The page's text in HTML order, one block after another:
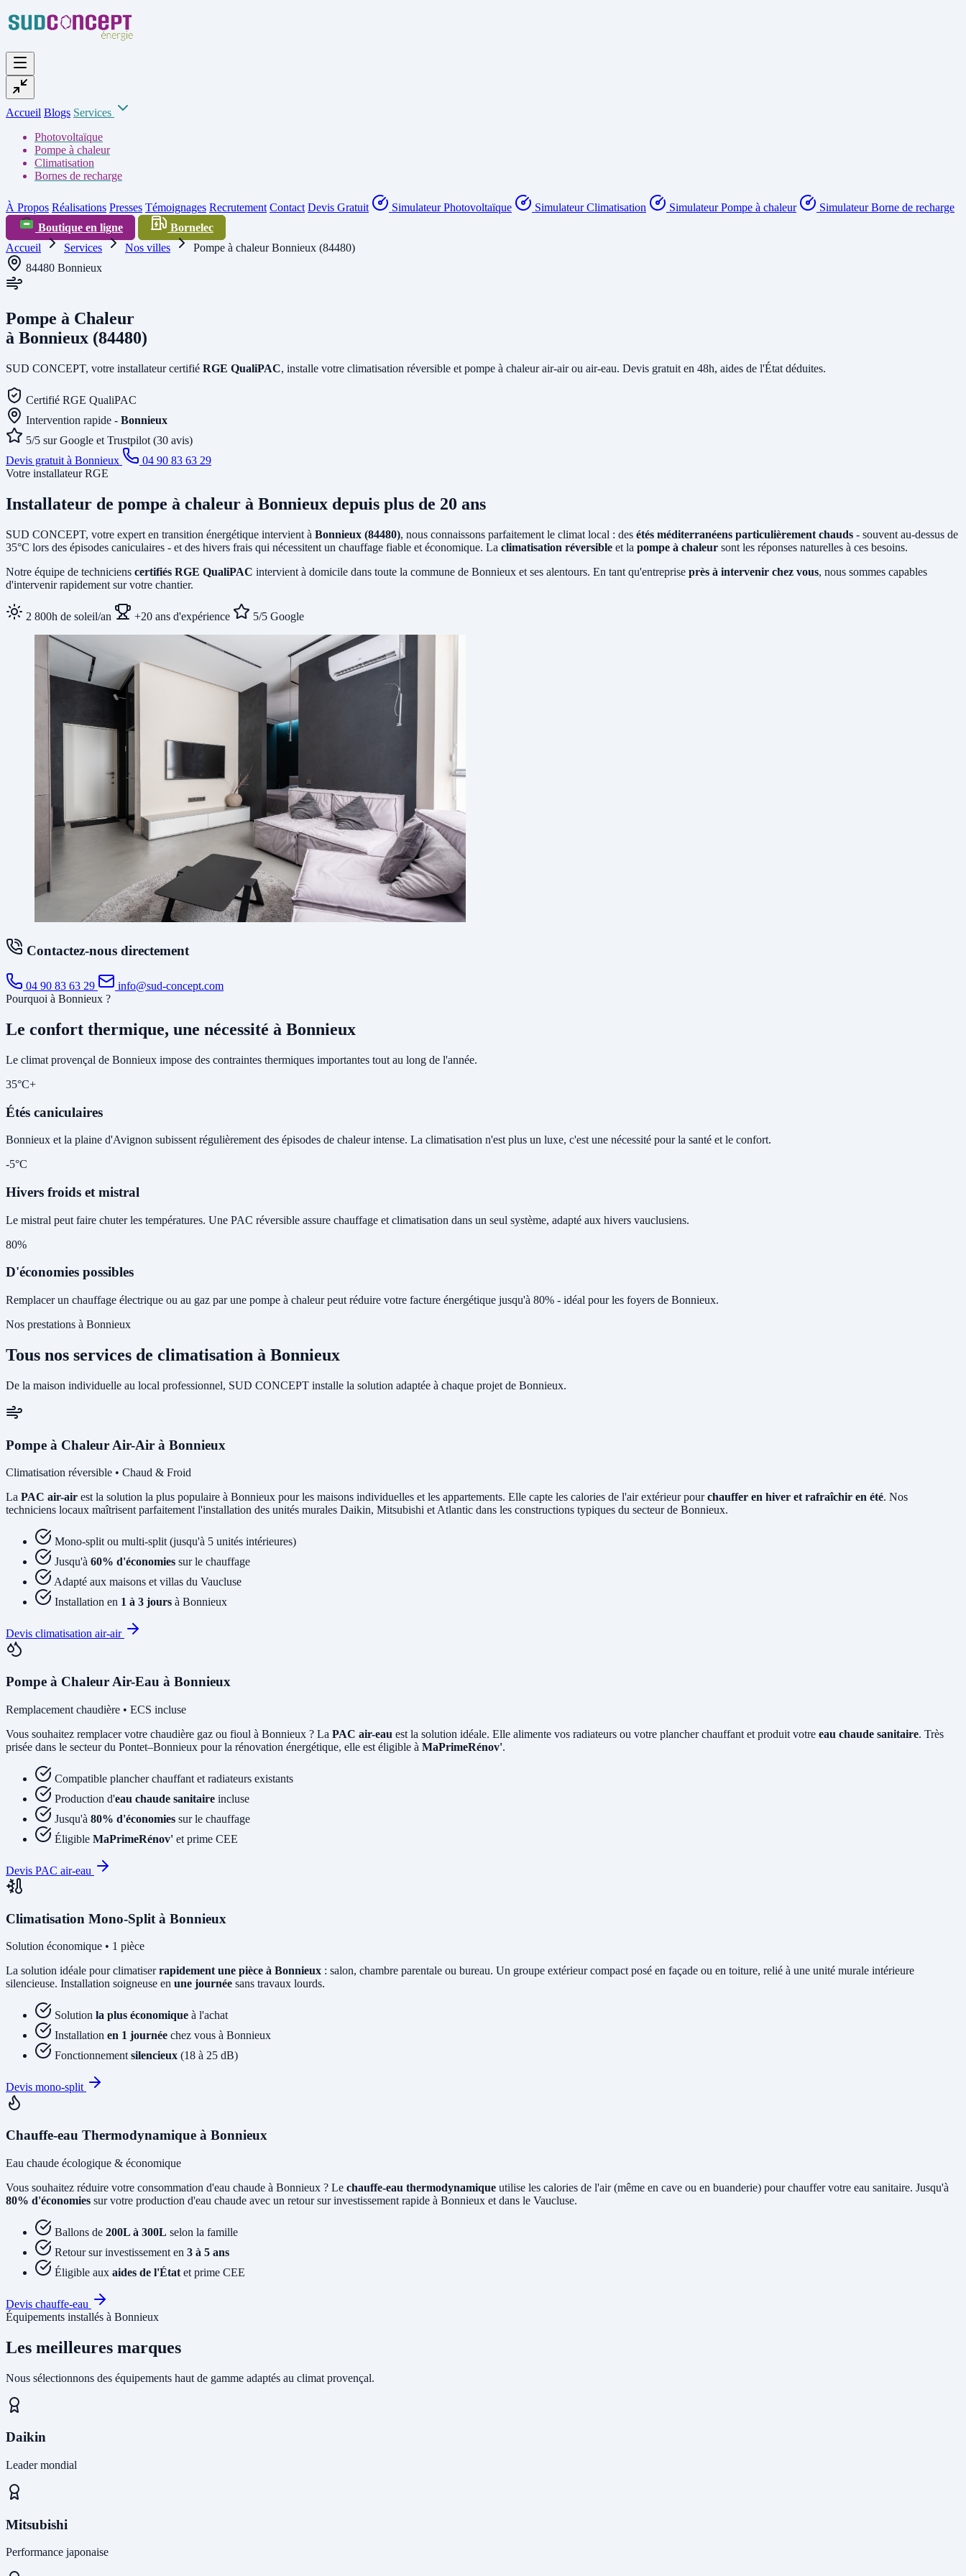
Accueil Blogs Services
Photovoltaïque
Pompe à chaleur
Climatisation
Bornes de recharge
À Propos Réalisations Presses Témoignages Recrutement Contact Devis Gratuit Simulateur Photovoltaïque Simulateur Climatisation Simulateur Pompe à chaleur
Simulateur Borne de recharge
Boutique en ligne
Bornelec
Accueil
Services Nos villes
Pompe à chaleur Bonnieux (84480)
84480 Bonnieux
Pompe à Chaleur
à Bonnieux (84480)
SUD CONCEPT, votre installateur certifié RGE QualiPAC, installe votre climatisation réversible et pompe à chaleur air-air ou air-eau. Devis gratuit en 48h, aides de l'État déduites.
Certifié RGE QualiPAC
Intervention rapide - Bonnieux
5/5 sur Google et Trustpilot (30 avis)
Devis gratuit à Bonnieux
04 90 83 63 29
Votre installateur RGE
Installateur de pompe à chaleur à Bonnieux depuis plus de 20 ans
SUD CONCEPT, votre expert en transition énergétique intervient à Bonnieux (84480), nous connaissons parfaitement le climat local : des étés méditerranéens particulièrement chauds - souvent au-dessus de
35°C lors des épisodes caniculaires - et des hivers frais qui nécessitent un chauffage fiable et économique. La climatisation réversible et la pompe à chaleur sont les réponses naturelles à ces besoins.
Notre équipe de techniciens certifiés RGE QualiPAC intervient à domicile dans toute la commune de Bonnieux et ses alentours. En tant qu'entreprise près à intervenir chez vous, nous sommes capables
d'intervenir rapidement sur votre chantier.
2 800h de soleil/an +20 ans d'expérience 5/5 Google
Contactez-nous directement
04 90 83 63 29
info@sud-concept.com
Pourquoi à Bonnieux ?
Le confort thermique, une nécessité à Bonnieux
Le climat provençal de Bonnieux impose des contraintes thermiques importantes tout au long de l'année.
35°C+
Étés caniculaires
Bonnieux et la plaine d'Avignon subissent régulièrement des épisodes de chaleur intense. La climatisation n'est plus un luxe, c'est une nécessité pour la santé et le confort.
-5°C
Hivers froids et mistral
Le mistral peut faire chuter les températures. Une PAC réversible assure chauffage et climatisation dans un seul système, adapté aux hivers vauclusiens.
80%
D'économies possibles
Remplacer un chauffage électrique ou au gaz par une pompe à chaleur peut réduire votre facture énergétique jusqu'à 80% - idéal pour les foyers de Bonnieux.
Nos prestations à Bonnieux
Tous nos services de climatisation à Bonnieux
De la maison individuelle au local professionnel, SUD CONCEPT installe la solution adaptée à chaque projet de Bonnieux.
Pompe à Chaleur Air-Air à Bonnieux
Climatisation réversible • Chaud & Froid
La PAC air-air est la solution la plus populaire à Bonnieux pour les maisons individuelles et les appartements. Elle capte les calories de l'air extérieur pourchauffer en hiver et rafraîchir en été. Nos
techniciens locaux maîtrisent parfaitement l'installation des unités murales Daikin, Mitsubishi et Atlantic dans les constructions typiques du secteur de Bonnieux.
Mono-split ou multi-split (jusqu'à 5 unités intérieures)
Jusqu'à 60% d'économies sur le chauffage
Adapté aux maisons et villas du Vaucluse
Installation en 1 à 3 jours à Bonnieux
Devis climatisation air-air
Pompe à Chaleur Air-Eau à Bonnieux
Remplacement chaudière • ECS incluse
Vous souhaitez remplacer votre chaudière gaz ou fioul à Bonnieux ? La PAC air-eau est la solution idéale. Elle alimente vos radiateurs ou votre plancher chauffant et produit votre eau chaude sanitaire. Très
prisée dans le secteur du Pontet–Bonnieux pour la rénovation énergétique, elle est éligible à MaPrimeRénov'.
Compatible plancher chauffant et radiateurs existants
Production d'eau chaude sanitaire incluse
Jusqu'à 80% d'économies sur le chauffage
Éligible MaPrimeRénov' et prime CEE
Devis PAC air-eau
Climatisation Mono-Split à Bonnieux
Solution économique • 1 pièce
La solution idéale pour climatiserrapidement une pièce à Bonnieux : salon, chambre parentale ou bureau. Un groupe extérieur compact posé en façade ou en toiture, relié à une unité murale intérieure
silencieuse. Installation soigneuse en une journée sans travaux lourds.
Solution la plus économique à l'achat
Installation en 1 journée chez vous à Bonnieux
Fonctionnement silencieux (18 à 25 dB)
Devis mono-split
Chauffe-eau Thermodynamique à Bonnieux
Eau chaude écologique & économique
Vous souhaitez réduire votre consommation d'eau chaude à Bonnieux ? Le chauffe-eau thermodynamique utilise les calories de l'air (même en cave ou en buanderie) pour chauffer votre eau sanitaire. Jusqu'à
80% d'économies sur votre production d'eau chaude avec un retour sur investissement rapide à Bonnieux et dans le Vaucluse.
Ballons de 200L à 300L selon la famille
Retour sur investissement en 3 à 5 ans
Éligible aux aides de l'État et prime CEE
Devis chauffe-eau
Équipements installés à Bonnieux
Les meilleures marques
Nous sélectionnons des équipements haut de gamme adaptés au climat provençal.
Daikin
Leader mondial
Mitsubishi
Performance japonaise